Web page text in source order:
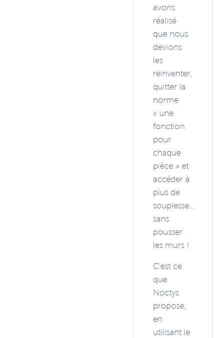
avons
réalisé
que nous
devions
les
réinventer,
quitter la
norme
« une
fonction
pour
chaque
pièce » et
accéder à
plus de
souplesse…
sans
pousser
les murs !
C’est ce
que
Noctys
propose,
en
utilisant le